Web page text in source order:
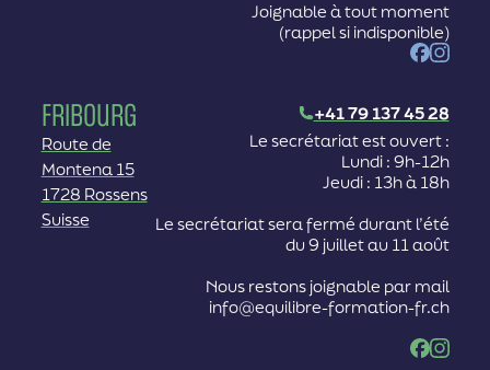
Joignable à tout moment
(rappel si indisponible)
Facebook
Fribourg
+41 79 137 45 28
Route de
Montena 15
1728 Rossens
Suisse
Le secrétariat est ouvert :
Lundi : 9h-12h
Jeudi : 13h à 18h
Le secrétariat sera fermé durant l’été
du 9 juillet au 11 août
Nous restons joignable par mail
info@equilibre-formation-fr.ch
Facebook